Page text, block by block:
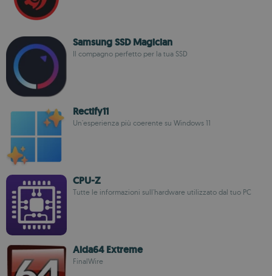
Samsung SSD Magician
Il compagno perfetto per la tua SSD
Rectify11
Un'esperienza più coerente su Windows 11
CPU-Z
Tutte le informazioni sull'hardware utilizzato dal tuo PC
Aida64 Extreme
FinalWire